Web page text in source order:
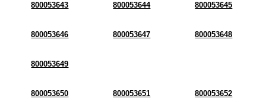
800053643 800053644 800053645
800053646 800053647 800053648
800053649
800053650 800053651 800053652